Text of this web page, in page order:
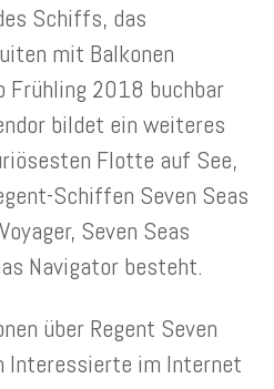
Schiffs, das
mit Balkonen
Frühling 2018 buchbar
bildet ein weiteres
Flotte auf See,
Schiffen Seven Seas
Seven Seas
Navigator besteht.
über Regent Seven
Interessierte im Internet